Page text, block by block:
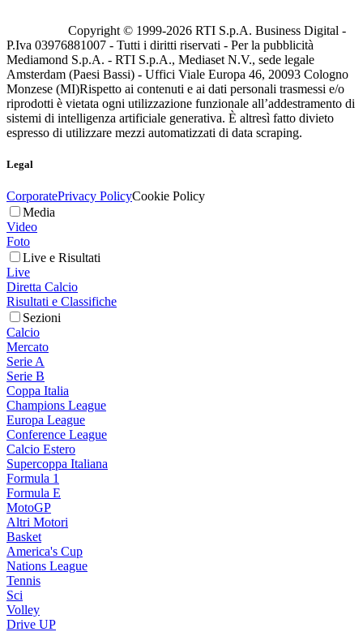
Copyright © 1999-2026 RTI S.p.A. Business Digital -
P.Iva 03976881007 - Tutti i diritti riservati - Per la pubblicità
Mediamond S.p.A. - RTI S.p.A., Mediaset N.V., sede legale
Amsterdam (Paesi Bassi) - Uffici Viale Europa 46, 20093 Cologno
Monzese (MI)Rispetto ai contenuti e ai dati personali trasmessi e/o
riprodotti è vietata ogni utilizzazione funzionale all’addestramento di
sistemi di intelligenza artificiale generativa. È altresì fatto divieto
espresso di utilizzare mezzi automatizzati di data scraping.
Legal
CorporatePrivacy PolicyCookie Policy
Media
Video
Foto
Live e Risultati
Live
Diretta Calcio
Risultati e Classifiche
Sezioni
Calcio
Mercato
Serie A
Serie B
Coppa Italia
Champions League
Europa League
Conference League
Calcio Estero
Supercoppa Italiana
Formula 1
Formula E
MotoGP
Altri Motori
Basket
America's Cup
Nations League
Tennis
Sci
Volley
Drive UP